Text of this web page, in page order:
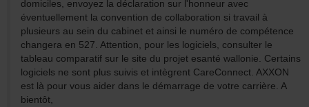
domiciles, envoyez la déclaration sur l'honneur avec
éventuellement la convention de collaboration si travail à
plusieurs au sein du cabinet et ainsi le numéro de compétence
changera en 527. Attention, pour les logiciels, consulter le
tableau comparatif sur le site du projet esanté wallonie. Certains
logiciels ne sont plus suivis et intègrent CareConnect. AXXON
est là pour vous aider dans le démarrage de votre carrière. A
bientôt,